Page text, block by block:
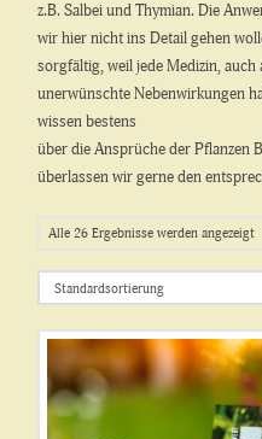
z.B. Salbei und Thymian. Die
wir hier nicht ins Detail gehen
sorgfältig, weil jede Medizin,
unerwünschte Nebenwirkungen
wissen bestens
über die Ansprüche der Pflanzen
überlassen wir gerne den
Alle 26 Ergebnisse werden angezeigt